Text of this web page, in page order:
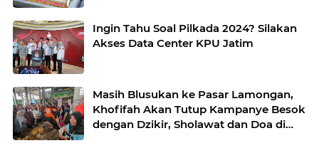
Ingin Tahu Soal Pilkada 2024? Silakan
Akses Data Center KPU Jatim
Masih Blusukan ke Pasar Lamongan,
Khofifah Akan Tutup Kampanye Besok
dengan Dzikir, Sholawat dan Doa di